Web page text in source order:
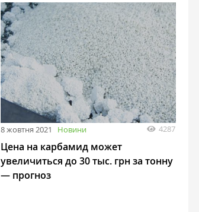
8 жовтня 2021 Новини 4287
Цена на карбамид может
увеличиться до 30 тыс. грн за тонну
— прогноз